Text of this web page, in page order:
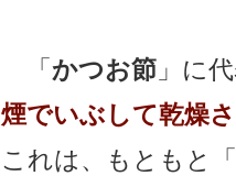
「かつお節 」に
煙でいぶして乾燥
これは、もともと「